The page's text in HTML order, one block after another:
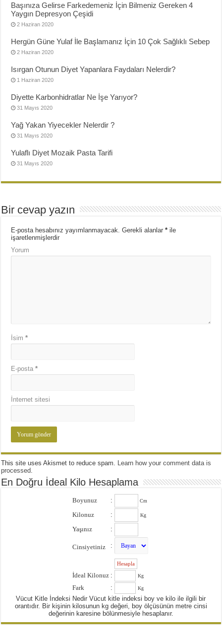
Başınıza Gelirse Farkedemeniz İçin Bilmeniz Gereken 4
Yaygın Depresyon Çeşidi
2 Haziran 2020
Hergün Güne Yulaf İle Başlamanız İçin 10 Çok Sağlıklı Sebep
2 Haziran 2020
Isırgan Otunun Diyet Yapanlara Faydaları Nelerdir?
1 Haziran 2020
Diyette Karbonhidratlar Ne İşe Yarıyor?
31 Mayıs 2020
Yağ Yakan Yiyecekler Nelerdir ?
31 Mayıs 2020
Yulaflı Diyet Mozaik Pasta Tarifi
31 Mayıs 2020
Bir cevap yazın
E-posta hesabınız yayımlanmayacak. Gerekli alanlar* ile
işaretlenmişlerdir
Yorum
İsim*
E-posta*
İnternet sitesi
This site uses Akismet to reduce spam.
Learn how your comment data is
processed
En Doğru İdeal Kilo Hesaplama
Boyunuz : Cm
Kilonuz : Kg
Yaşınız :
Cinsiyetiniz :
İdeal Kilonuz : Kg
Fark : Kg
Vücut Kitle İndeksi Nedir Vücut kitle indeksi boy ve kilo ile ilgili bir
orantıdır. Bir kişinin kilosunun kg değeri, boy ölçüsünün metre cinsi
değerinin karesine bölünmesiyle hesaplanır.